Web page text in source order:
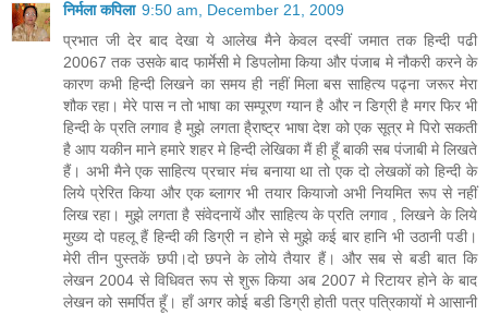
निर्मला कपिला 9:50 am, December 21, 2009
प्रभात जी देर बाद देखा ये आलेख मैने केवल दस्वीं जमात तक हिन्दी पढी
20067 तक उसके बाद फार्मेसी मे डिपलोमा किया और पंजाब मे नौकरी करने के
कारण कभी हिन्दी लिखने का समय ही नहीं मिला बस साहित्य पढ्ना जरूर मेरा
शौक रहा। मेरे पास न तो भाषा का सम्पूरण ग्यान है और न डिग्री है मगर फिर भी
हिन्दी के प्रति लगाव है मुझे लगता है्राष्ट्र भाषा देश को एक सूत्र मे पिरो सकती
है आप यकीन माने हमारे शहर मे हिन्दी लेखिका मैं ही हूँ बाकी सब पंजाबी मे लिखते
हैं। अभी मैने एक साहित्य प्रचार मंच बनाया था तो एक दो लेखकों को हिन्दी के
लिये प्रेरित किया और एक ब्लागर भी तयार कियाजो अभी नियमित रूप से नहीं
लिख रहा। मुझे लगता है संवेदनायें और साहित्य के प्रति लगाव , लिखने के लिये
मुख्य दो पहलू हैं हिन्दी की डिग्री न होने से मुझे कई बार हानि भी उठानी पडी।
मेरी तीन पुस्तकें छपी।दो छपने के लोये तैयार हैं। और सब से बडी बात कि
लेखन 2004 से विधिवत रूप से शुरू किया अब 2007 मे रिटायर होने के बाद
लेखन को समर्पित हूँ। हाँ अगर कोई बडी डिग्री होती पत्र पत्रिकायों मे आसानी